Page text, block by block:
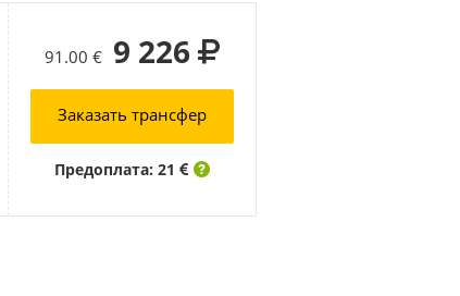
91.00 € 9 226
Заказать трансфер
Предоплата: 21